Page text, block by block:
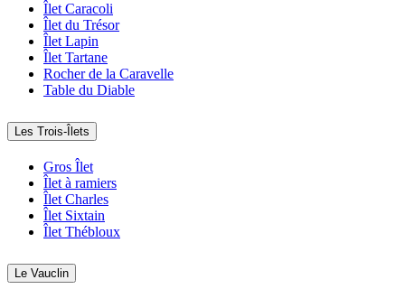
Îlet Caracoli
Îlet du Trésor
Îlet Lapin
Îlet Tartane
Rocher de la Caravelle
Table du Diable
Les Trois-Îlets
Gros Îlet
Îlet à ramiers
Îlet Charles
Îlet Sixtain
Îlet Thébloux
Le Vauclin